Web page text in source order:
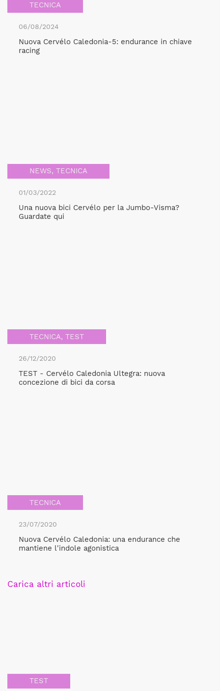
TECNICA
06/08/2024
Nuova Cervélo Caledonia-5: endurance in chiave
racing
NEWS, TECNICA
01/03/2022
Una nuova bici Cervélo per la Jumbo-Visma?
Guardate qui
TECNICA, TEST
26/12/2020
TEST - Cervélo Caledonia Ultegra: nuova
concezione di bici da corsa
TECNICA
23/07/2020
Nuova Cervélo Caledonia: una endurance che
mantiene l'indole agonistica
Carica altri articoli
TEST